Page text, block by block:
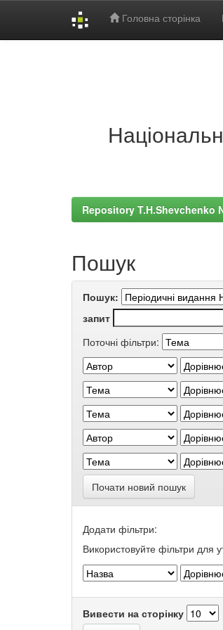
Головна сторінка
Repository T.H.Shevchenko
Пошук
Пошук:
запит
Поточні фільтри:
Почати новий пошук
Додати фільтри:
Використовуйте фільтри для
Вивести на сторінку